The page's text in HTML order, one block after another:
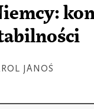
JANOŚ